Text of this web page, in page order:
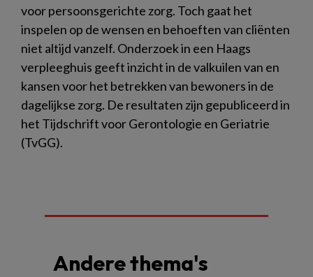
voor persoonsgerichte zorg. Toch gaat het
inspelen op de wensen en behoeften van cliënten
niet altijd vanzelf. Onderzoek in een Haags
verpleeghuis geeft inzicht in de valkuilen van en
kansen voor het betrekken van bewoners in de
dagelijkse zorg. De resultaten zijn gepubliceerd in
het Tijdschrift voor Gerontologie en Geriatrie
(TvGG).
Andere thema's